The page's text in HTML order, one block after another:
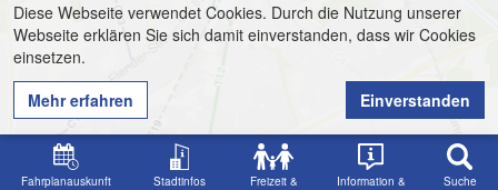
Fahrplanauskunft Stadtinfos
Freizeit &
Information &
Suche
Diese Webseite verwendet Cookies. Durch die Nutzung unserer
Webseite erklären Sie sich damit einverstanden, dass wir Cookies
einsetzen.
Mehr erfahren
Einverstanden